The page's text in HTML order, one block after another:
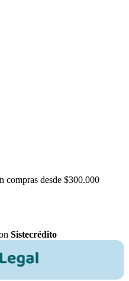
compras desde $300.000
Sistecrédito